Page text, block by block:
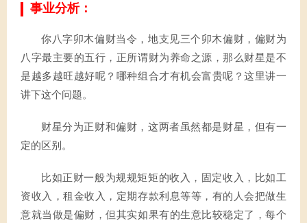
事业分析：
你八字卯木偏财当令，地支见三个卯木偏财，偏财为
八字最主要的五行，正所谓财为养命之源，那么财星是不
是越多越旺越好呢？哪种组合才有机会富贵呢？这里讲一
讲下这个问题。
财星分为正财和偏财，这两者虽然都是财星，但有一
定的区别。
比如正财一般为规规矩矩的收入，固定收入，比如工
资收入，租金收入，定期存款利息等等，有的人会把做生
意就当做是偏财，但其实如果有的生意比较稳定了，每个